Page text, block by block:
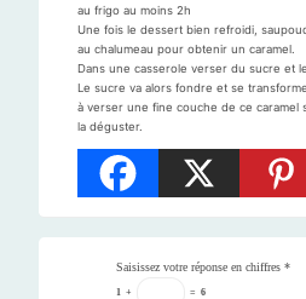
au frigo au moins 2h
Une fois le dessert bien refroidi,
au chalumeau pour obtenir un caramel.
Dans une casserole verser du sucre et
Le sucre va alors fondre et se
à verser une fine couche de ce caramel
la déguster.
Saisissez votre réponse en chiffres *
1 + = 6